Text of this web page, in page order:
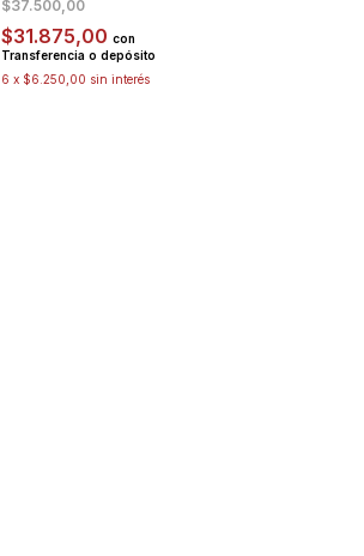
$37.500,00
$31.875,00 con
Transferencia o depósito
6 x $6.250,00 sin interés